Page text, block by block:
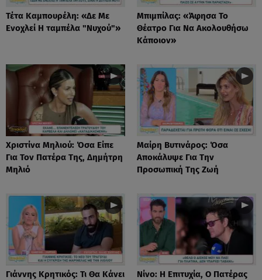
Τέτα Καμπουρέλη: «Δε Mε
Eνοχλεί H ταμπέλα "Νυχού"»
Μπιμπίλας: «Άφησα Το
Θέατρο Για Να Ακολουθήσω
Κάποιον»
Χριστίνα Μηλιού: Όσα Είπε
Για Τον Πατέρα Της, Δημήτρη
Μηλιό
Μαίρη Βυτινάρος: Όσα
Αποκάλυψε Για Την
Προσωπική Της Ζωή
Γιάννης Κρητικός: Τι Θα Κάνει Νίνο: Η Επιτυχία, Ο Πατέρας